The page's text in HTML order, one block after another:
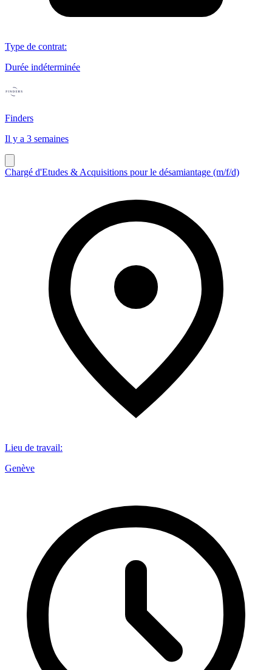
Type de contrat:
Durée indéterminée
Finders
Il y a 3 semaines
Chargé d'Etudes & Acquisitions pour le désamiantage (m/f/d)
Lieu de travail:
Genève